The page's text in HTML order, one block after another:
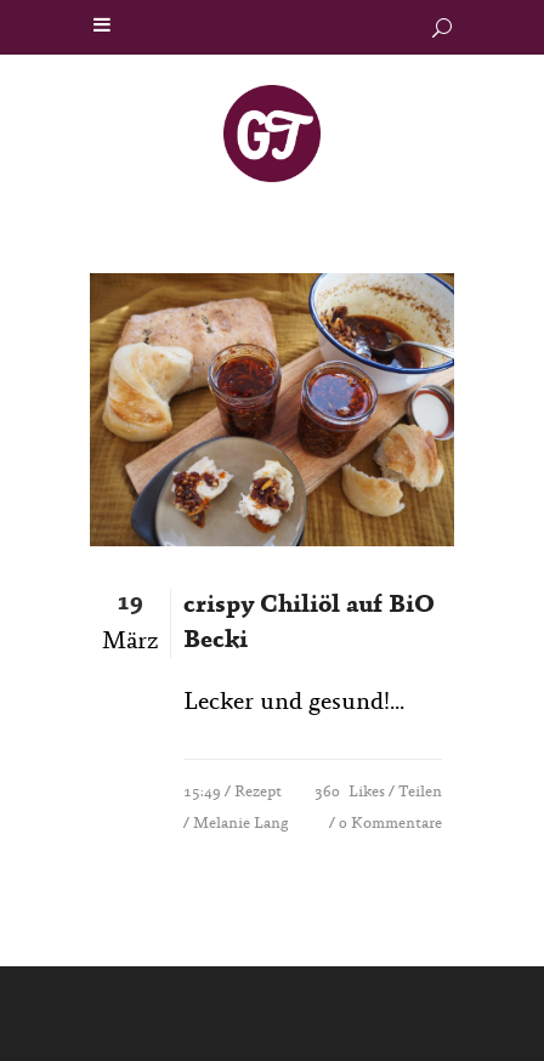
19
März
crispy Chiliöl auf BiO
Becki
Lecker und gesund!...
15:49 / Rezept
/ Melanie Lang
360 Likes
Teilen
0 Kommentare